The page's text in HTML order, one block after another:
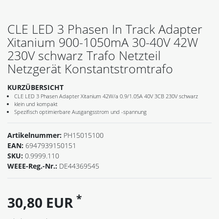
CLE LED 3 Phasen In Track Adapter
Xitanium 900-1050mA 30-40V 42W
230V schwarz Trafo Netzteil
Netzgerät Konstantstromtrafo
KURZÜBERSICHT
CLE LED 3 Phasen Adapter Xitanium 42W/a 0.9/1.05A 40V 3CB 230V schwarz
klein und kompakt
Spezifisch optimierbare Ausgangsstrom und -spannung
Artikelnummer: PH15015100
EAN: 6947939150151
SKU: 0.9999.110
WEEE-Reg.-Nr.: DE44369545
30,80 EUR *